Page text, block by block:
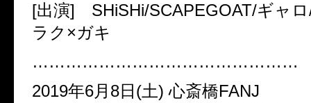
[出演] SHiSHi/SCAPEGOAT/ギャロ
ラク ×ガキ
…………………………………………
2019年6月 8日 (土)心斎橋FANJ